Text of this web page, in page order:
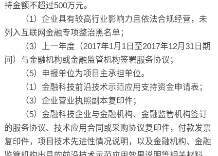
持金额不超过500万元。
（1）企业具有较高行业影响力且依法合规经营，未
列入互联网金融专项整治黑名单；
（3）上一年度（2017年1月 1日至2017年12月 31日期
间）与金融机构或金融监管机构签署服务协议；
（5）申报单位为项目主承担单位。
（1）金融科技前沿技术示范应用支持资金申请表；
（3）企业营业执照副本复印件；
（5）金融科技企业与金融机构、金融监管机构签订
的服务协议、技术应用合同或采购协议复印件，付款发票
复印件，项目技术先进性情况说明，以及金融机构、金融